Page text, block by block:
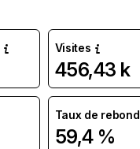
Visites
456,43 k
Taux de rebond
59,4 %